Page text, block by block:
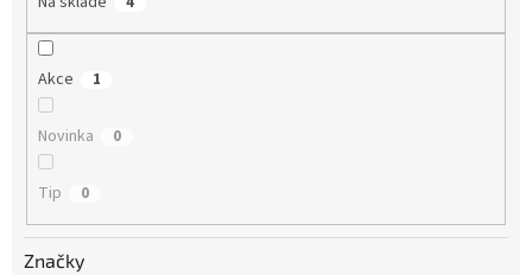
Akce 1
Novinka 0
Tip 0
Značky